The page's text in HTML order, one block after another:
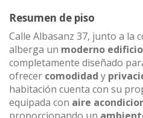
Resumen de piso
Calle Albasanz 37, junto a la
alberga un moderno
completamente diseñado
ofrecer comodidad y
habitación cuenta con su
equipada con aire